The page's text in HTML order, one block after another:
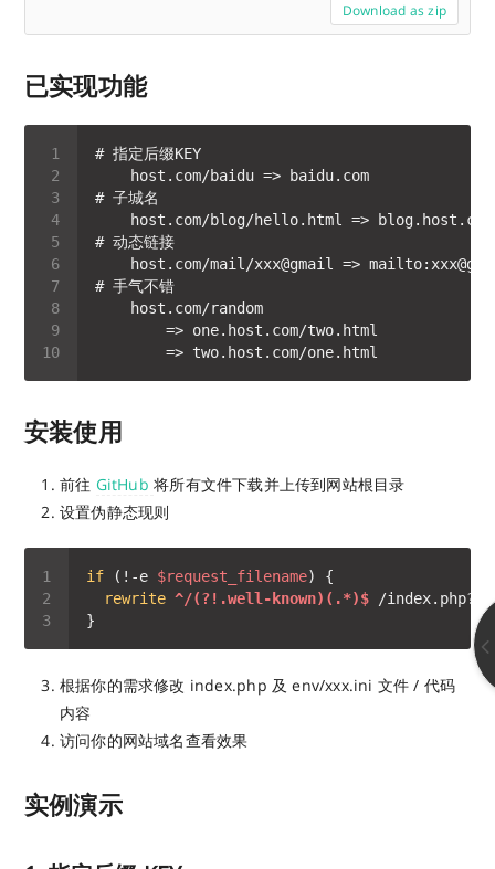
Download as zip
已实现功能
安装使用
前往 GitHub将所有文件下载并上传到网站根目录
设置伪静态现则
if (!-e $request_filename
rewrite ^/(?!.well-known)(.*)$ /index.php?
$1
根据你的需求修改 index.php 及 env/xxx.ini 文件 / 代码
内容
访问你的网站域名查看效果
实例演示